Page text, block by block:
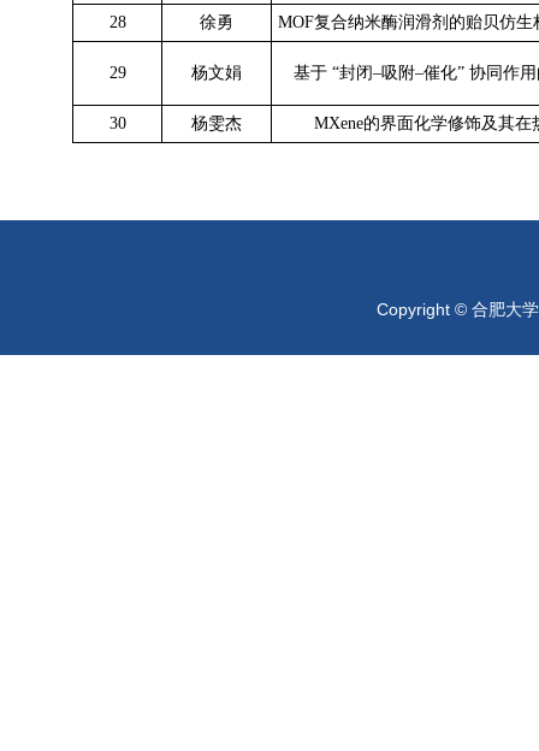
28 徐勇 MOF复合纳米酶润滑剂的贻贝仿
29 杨文娟 基于 “封闭–吸附–催化” 协同作
30 杨雯杰 MXene的界面化学修饰及其
Copyright © 合肥大